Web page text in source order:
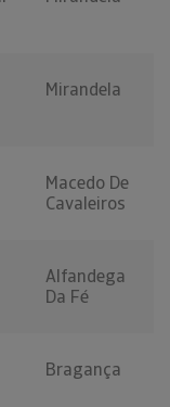
Mirandela
Macedo De
Cavaleiros
Alfandega
Da Fé
Bragança